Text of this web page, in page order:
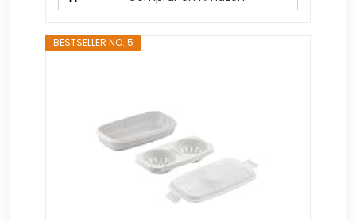
BESTSELLER NO. 5